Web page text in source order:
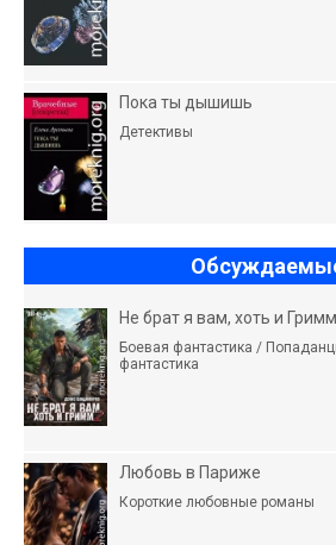
Пока ты дышишь
Детективы
Не брат я вам, хоть и Гримм.
Боевая фантастика /
фантастика
Любовь в Париже
Короткие любовные романы